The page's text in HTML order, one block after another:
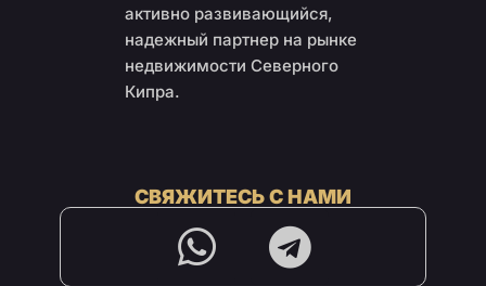
активно развивающийся,
надежный партнер на рынке
недвижимости Северного
Кипра.
СВЯЖИТЕСЬ С НАМИ